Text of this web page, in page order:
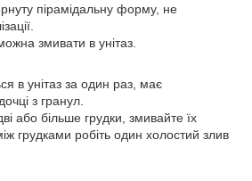
пірамідальну форму, не
змивати в унітаз.
в унітаз за один раз, має
з гранул.
або більше грудки, змивайте їх
грудками робіть один холостий злив